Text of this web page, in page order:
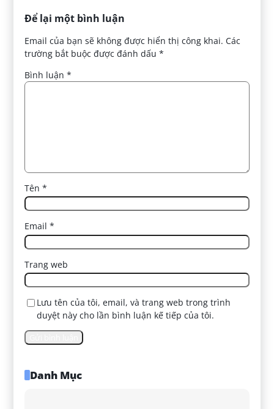
Để lại một bình luận
Email của bạn sẽ không được hiển thị công khai. Các
trường bắt buộc được đánh dấu*
Bình luận*
Tên*
Email*
Trang web
Lưu tên của tôi, email, và trang web trong trình
duyệt này cho lần bình luận kế tiếp của tôi.
Danh Mục